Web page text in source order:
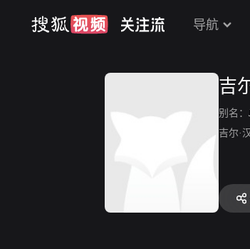
导航
吉
别名：
吉尔·